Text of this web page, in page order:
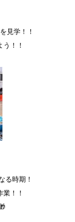
見学！！
！！
る時期！
！！